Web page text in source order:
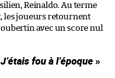
Reinaldo. Au terme
les joueurs retournent
avec un score nul
fou à l’époque»